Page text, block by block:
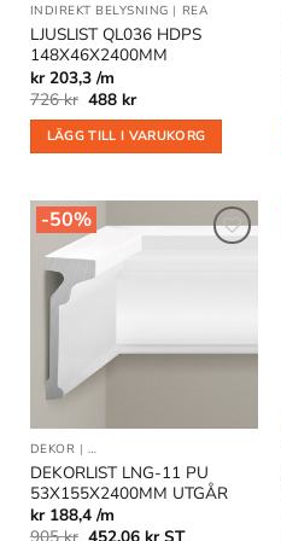
INDIREKT BELYSNING | REA
LJUSLIST QL036 HDPS
148X46X2400MM
kr 203,3 /m
726kr Det
priset
var:
726 kr.
488 krDet
priset
är:
488 kr.
LÄGG TILL I VARUKORG
-50%
DEKOR | DEKORLIST OCH VÄGGLISTER
DEKORLIST LNG-11 PU
53X155X2400MM UTGÅR
kr 188,4 /m
Det Det